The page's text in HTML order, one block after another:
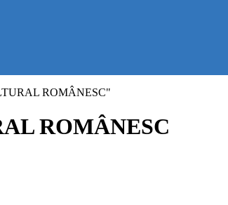
ROMÂNESC"
ROMÂNESC